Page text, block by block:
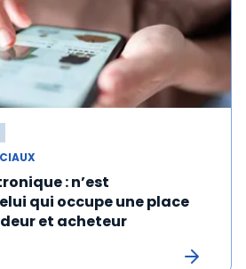
: n’est
qui occupe une place
et acheteur